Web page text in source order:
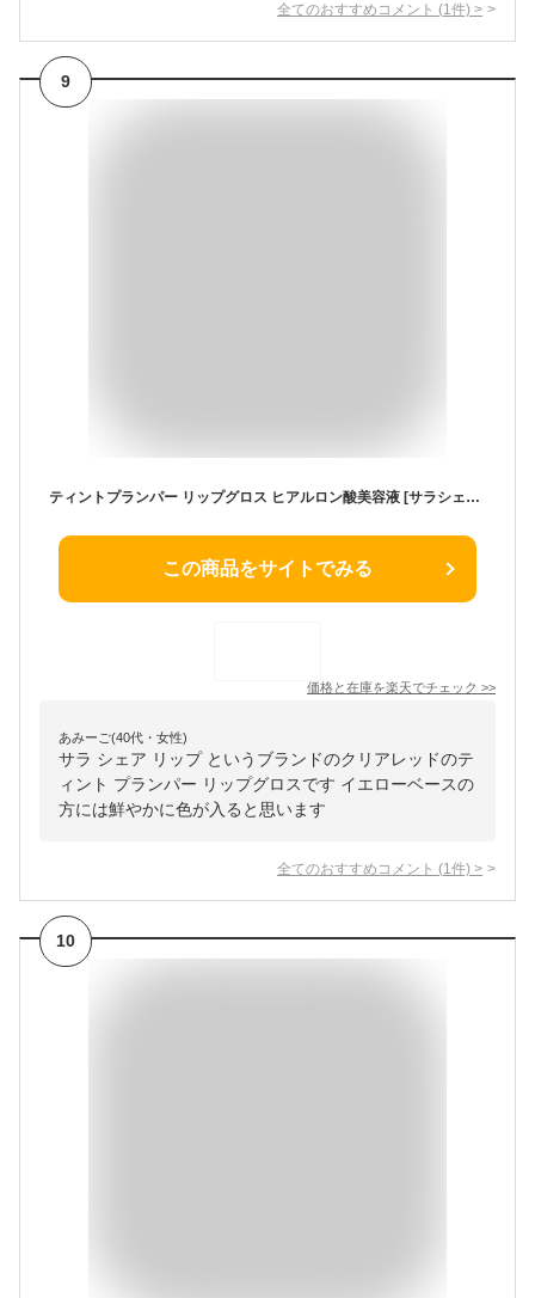
全てのおすすめコメント (1 件) >
9
ティントプランパー リップグロス ヒアルロン酸美容液 [サラシェアリップ] SARASHARE LIP クリアレッド(CLEAR RED) ラメ無し ティント有り102 イエベ 保湿 デパコス プランプアップ効果 Made in Japan
この商品をサイトでみる
価格と在庫を楽天でチェック >>
あみーご(40代・女性)
サラ シェア リップ というブランドのクリアレッドのテ
ィント プランパー リップグロスです イエローベースの
方には鮮やかに色が入ると思います
全てのおすすめコメント (1 件) >
10